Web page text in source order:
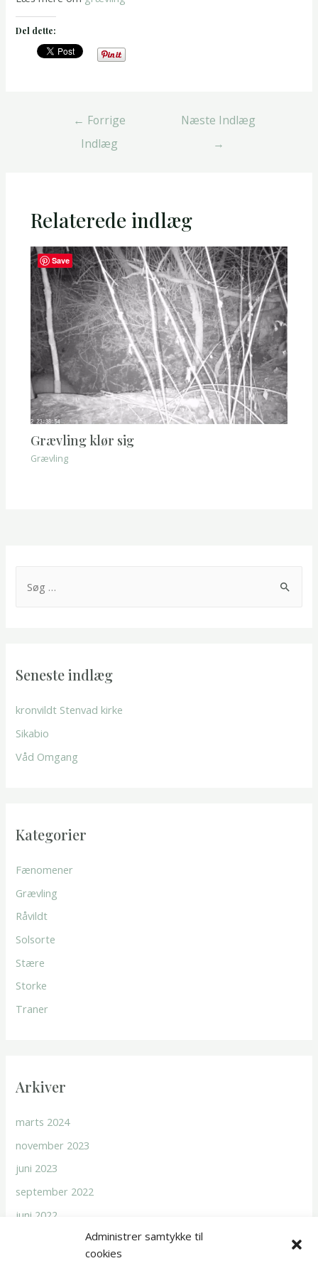
Administrer samtykke til
cookies
Del dette:
Indlægsnavigation
← Forrige
Indlæg
Næste Indlæg
→
Relaterede indlæg
Grævling klør sig
Grævling
t
:
Seneste indlæg
kronvildt Stenvad kirke
Sikabio
Våd Omgang
Kategorier
Fænomener
Grævling
Råvildt
Solsorte
Stære
Storke
Traner
Arkiver
marts 2024
november 2023
juni 2023
september 2022
juni 2022
Save